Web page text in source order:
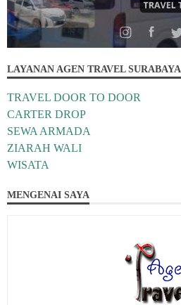
LAYANAN AGEN TRAVEL SURABAYA
TRAVEL DOOR TO DOOR
CARTER DROP
SEWA ARMADA
ZIARAH WALI
WISATA
MENGENAI SAYA